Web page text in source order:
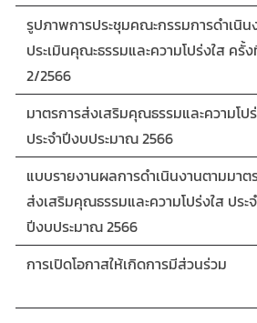
รูปภาพการประชุมคณะกรรมการดำเนิน
ประเมินคุณะธรรมและความโปร่งใส ครั้
2/2566
มาตรการส่งเสริมคุณธรรมและความโป
ประจำปีงบประมาณ 2566
แบบรายงานผลการดำเนินงานตามมาต
ส่งเสริมคุณธรรมและความโปร่งใส ประ
ปีงบประมาณ 2566
การเปิดโอกาสให้เกิดการมีส่วนร่วม